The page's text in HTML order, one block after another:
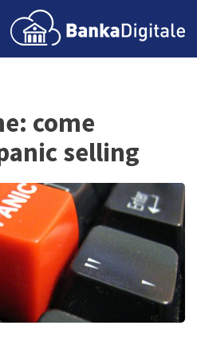
come
selling